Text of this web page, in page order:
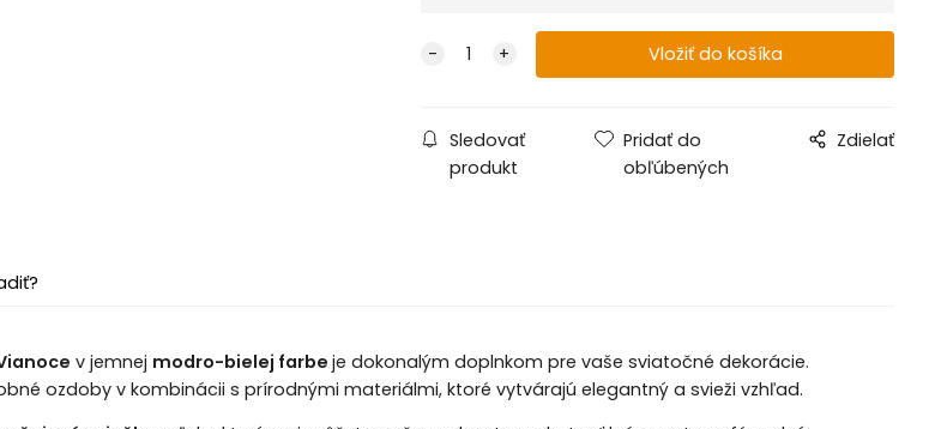
Sledovať
produkt
Pridať do
obľúbených
Zdielať
v jemnej modro-bielej farbe je dokonalým doplnkom pre vaše sviatočné dekorácie.
ozdoby v kombinácii s prírodnými materiálmi, ktoré vytvárajú elegantný a svieži vzhľad.